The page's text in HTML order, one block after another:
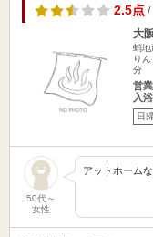
2.5点/
大
蛸
り
分
営
入
日
50代～
女性
アットホーム